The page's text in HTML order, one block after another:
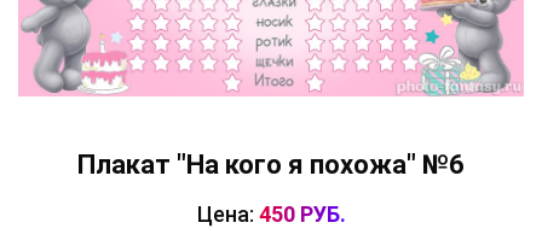
Плакат "На кого я похожа" №6
Цена: 450 РУБ.